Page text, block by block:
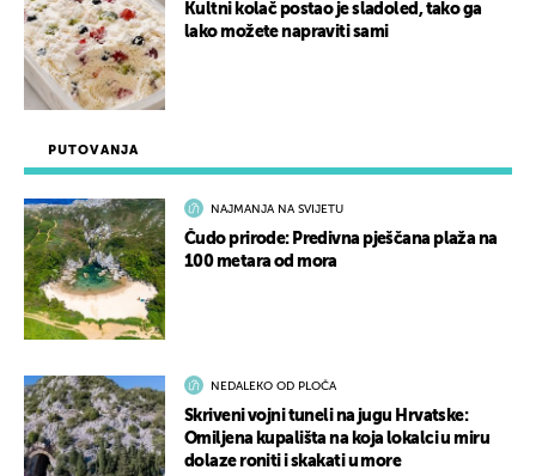
PUTOVANJA
NAJMANJA NA SVIJETU
Čudo prirode: Predivna pješčana plaža na
100 metara od mora
NEDALEKO OD PLOČA
Skriveni vojni tuneli na jugu Hrvatske:
Omiljena kupališta na koja lokalci u miru
dolaze roniti i skakati u more
Kultni kolač postao je sladoled, tako ga
lako možete napraviti sami